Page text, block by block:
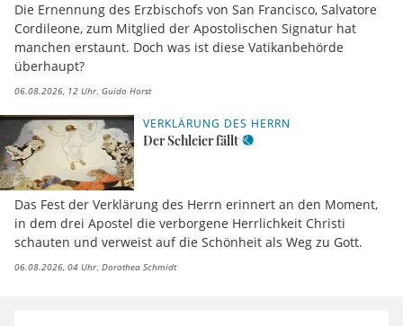
Die Ernennung des Erzbischofs von San Francisco, Salvatore
Cordileone, zum Mitglied der Apostolischen Signatur hat
manchen erstaunt. Doch was ist diese Vatikanbehörde
überhaupt?
06.08.2026, 12 Uhr Guido Horst
VERKLÄRUNG DES HERRN
Der Schleier fällt
Das Fest der Verklärung des Herrn erinnert an den Moment,
in dem drei Apostel die verborgene Herrlichkeit Christi
schauten und verweist auf die Schönheit als Weg zu Gott.
06.08.2026, 04 Uhr Dorothea Schmidt